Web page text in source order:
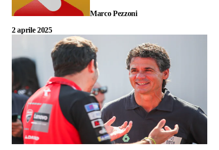
Marco Pezzoni
2 aprile 2025